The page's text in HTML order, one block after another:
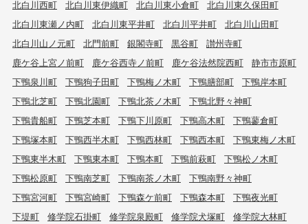
北白川西町 北白川東伊織町 北白川東小倉町
北白川東久保田町
北白川東瀬ノ内町
北白川東平井町 北白川平井町
北白川山田町
北白川山ノ元町
北門前町 銀閣寺町 黒谷町
讃州寺町
鹿ケ谷上宮ノ前町
鹿ケ谷西寺ノ前町 鹿ケ谷法然院西町
静市市原町
下鴨泉川町
下鴨狗子田町 下鴨梅ノ木町 下鴨膳部町
下鴨岸本町
下鴨北芝町
下鴨北園町 下鴨北茶ノ木町
下鴨北野々神町
下鴨貴船町
下鴨芝本町 下鴨下川原町 下鴨高木町
下鴨蓼倉町
下鴨塚本町
下鴨西半木町 下鴨西林町 下鴨西本町
下鴨東梅ノ木町
下鴨東半木町
下鴨東本町 下鴨本町 下鴨前萩町
下鴨松ノ木町
下鴨松原町
下鴨南芝町 下鴨南茶ノ木町
下鴨南野々神町
下鴨宮河町
下鴨宮崎町 下鴨森ケ前町 下鴨森本町
下鴨夜光町
下堤町
修学院石掛町 修学院泉殿町 修学院犬塚町
修学院大林町